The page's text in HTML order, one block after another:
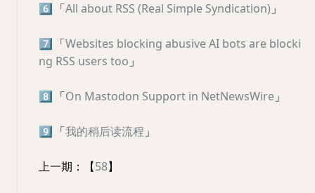
6️⃣ 「All about RSS (Real Simple Syndication) 」
7️⃣ 「Websites blocking abusive AI bots are blocki
ng RSS users too 」
8️⃣ 「On Mastodon Support in NetNewsWire 」
9️⃣ 「我的稍后读流程 」
上一期：【58】